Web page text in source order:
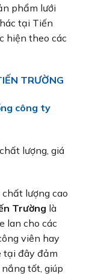
phẩm lưới
tại Tiến
hiện theo các
TRƯỜNG
công ty
lượng, giá
lượng cao
Trường là
lan cho các
viên hay
tại đây đảm
tốt, giúp